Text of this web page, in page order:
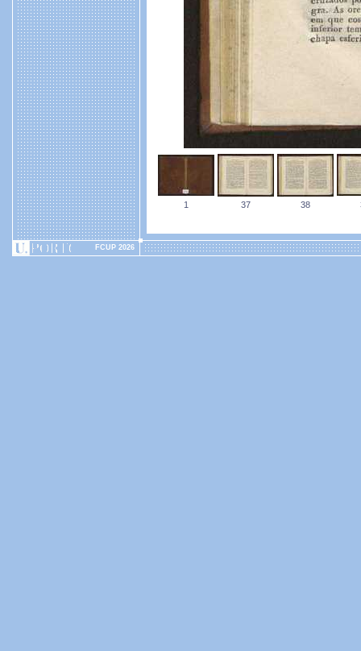
1 37 38
FCUP 2026